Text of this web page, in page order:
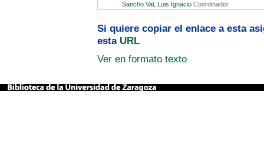
Sancho Val, Luis Ignacio Coordinador
Si quiere copiar el enlace a esta
esta URL
Ver en formato texto